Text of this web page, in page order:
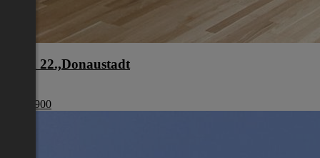
Wien 22.,Donaustadt
€ 440 900